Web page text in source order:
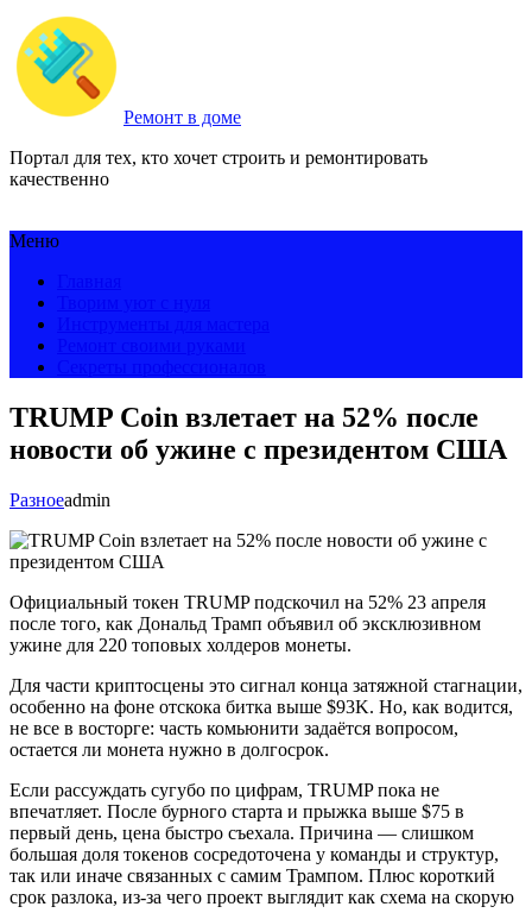
Ремонт в доме
Портал для тех, кто хочет строить и ремонтировать
качественно
Меню
TRUMP Coin взлетает на 52% после
новости об ужине с президентом США
Разноеadmin
Официальный токен TRUMP подскочил на 52% 23 апреля
после того, как Дональд Трамп объявил об эксклюзивном
ужине для 220 топовых холдеров монеты.
Для части криптосцены это сигнал конца затяжной стагнации,
особенно на фоне отскока битка выше $93K. Но, как водится,
не все в восторге: часть комьюнити задаётся вопросом,
остается ли монета нужно в долгосрок.
Если рассуждать сугубо по цифрам, TRUMP пока не
впечатляет. После бурного старта и прыжка выше $75 в
первый день, цена быстро съехала. Причина — слишком
большая доля токенов сосредоточена у команды и структур,
так или иначе связанных с самим Трампом. Плюс короткий
срок разлока, из-за чего проект выглядит как схема на скорую